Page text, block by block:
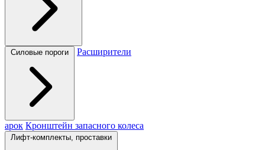
Силовые пороги Расширители
арок Кронштейн запасного колеса
Лифт-комплекты, проставки